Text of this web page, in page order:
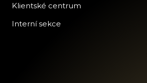
Klientské centrum
Interní sekce